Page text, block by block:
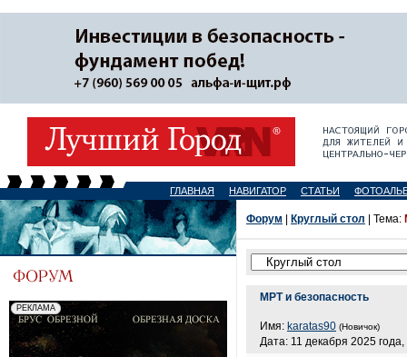
ГЛАВНАЯ НАВИГАТОР СТАТЬИ
Форум Круглый стол | Тема:
МРТ и безопасность
Имя: karatas90 (Новичок)
Дата: 11 декабря 2025